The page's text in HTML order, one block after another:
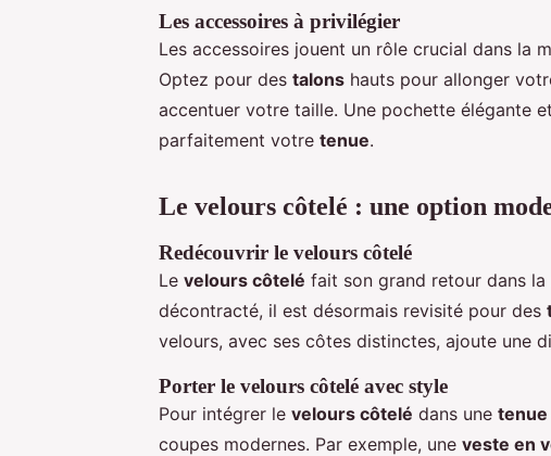
Les accessoires à privilégier
Les accessoires jouent un rôle crucial dans la
Optez pour des talons hauts pour allonger
accentuer votre taille. Une pochette élégante
parfaitement votre tenue.
Le velours côtelé : une option
Redécouvrir le velours côtelé
Le velours côtelé fait son grand retour dans
décontracté, il est désormais revisité pour des
velours, avec ses côtes distinctes, ajoute une
Porter le velours côtelé avec style
Pour intégrer le velours côtelé dans une tenue
coupes modernes. Par exemple, une veste en